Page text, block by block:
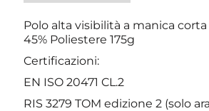
Polo alta visibilità a manica corta
45% Poliestere 175g
Certificazioni:
EN ISO 20471 CL.2
RIS 3279 TOM edizione 2 (solo